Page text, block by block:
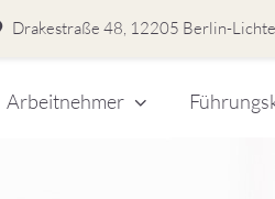
Drakestraße 48, 12205 Berlin-
Arbeitnehmer